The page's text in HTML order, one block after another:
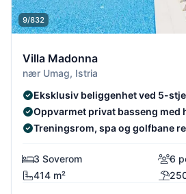
9/832
Villa Madonna
nær Umag, Istria
Eksklusiv beliggenhet ved 5-
Oppvarmet privat basseng med
Treningsrom, spa og golfbane
3 Soverom
6
414 m²